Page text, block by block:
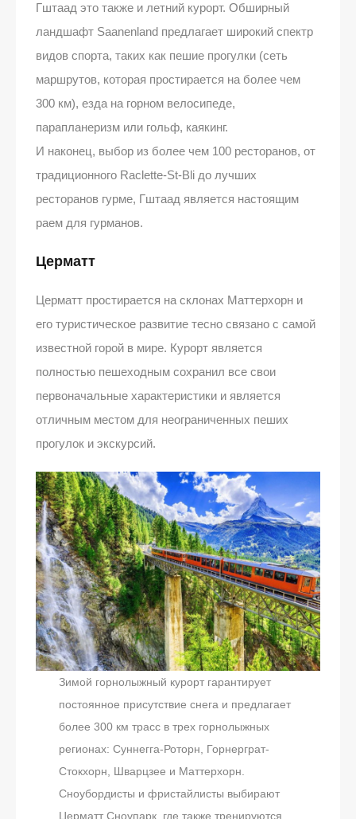
Гштаад это также и летний курорт. Обширный
ландшафт Saanenland предлагает широкий спектр
видов спорта, таких как пешие прогулки (сеть
маршрутов, которая простирается на более чем
300 км), езда на горном велосипеде,
парапланеризм или гольф, каякинг.
И наконец, выбор из более чем 100 ресторанов, от
традиционного Raclette-St-Bli до лучших
ресторанов гурме, Гштаад является настоящим
раем для гурманов.
Церматт
Церматт простирается на склонах Маттерхорн и
его туристическое развитие тесно связано с самой
известной горой в мире. Курорт является
полностью пешеходным сохранил все свои
первоначальные характеристики и является
отличным местом для неограниченных пеших
прогулок и экскурсий.
Зимой горнолыжный курорт гарантирует
постоянное присутствие снега и предлагает
более 300 км трасс в трех горнолыжных
регионах: Суннегга-Роторн, Горнерграт-
Стокхорн, Шварцзее и Маттерхорн.
Сноубордисты и фристайлисты выбирают
Церматт Сноупарк, где также тренируются